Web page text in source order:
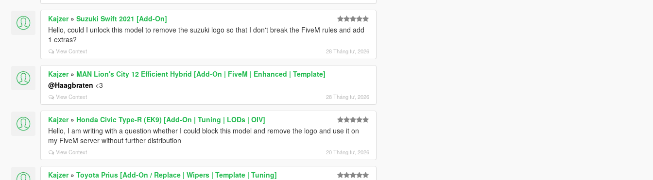
Kajzer» Suzuki Swift 2021 [Add-On]
Hello, could I unlock this model to remove the suzuki logo so that I don't break the FiveM rules and add
1 extras?
View Context 28 Tháng tư, 2026
Kajzer» MAN Lion's City 12 Efficient Hybrid [Add-On | FiveM | Enhanced | Template]
@Haagbraten <3
View Context 28 Tháng tư, 2026
Kajzer» Honda Civic Type-R (EK9) [Add-On | Tuning | LODs | OIV]
Hello, I am writing with a question whether I could block this model and remove the logo and use it on
my FiveM server without further distribution
View Context 20 Tháng tư, 2026
Kajzer» Toyota Prius [Add-On / Replace | Wipers | Template | Tuning]